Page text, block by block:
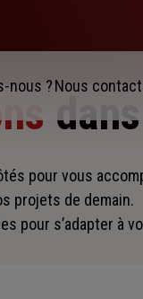
nous ?Nous
pour vous
projets de demain.
pour s’adapter à